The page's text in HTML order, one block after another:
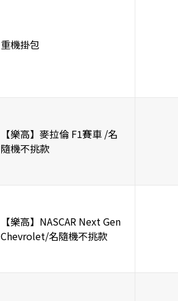
重機掛包
【樂高】麥拉倫 F1賽車 /名
隨機不挑款
【樂高】NASCAR Next Gen
Chevrolet/名隨機不挑款